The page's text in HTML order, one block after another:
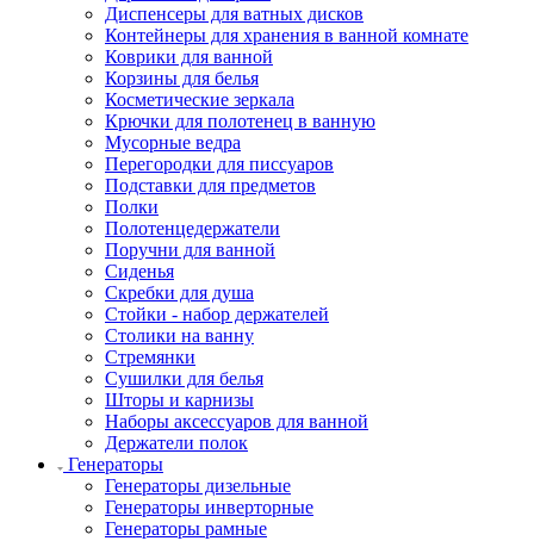
Диспенсеры для ватных дисков
Контейнеры для хранения в ванной комнате
Коврики для ванной
Корзины для белья
Косметические зеркала
Крючки для полотенец в ванную
Мусорные ведра
Перегородки для писсуаров
Подставки для предметов
Полки
Полотенцедержатели
Поручни для ванной
Сиденья
Скребки для душа
Стойки - набор держателей
Столики на ванну
Стремянки
Сушилки для белья
Шторы и карнизы
Наборы аксессуаров для ванной
Держатели полок
Генераторы
Генераторы дизельные
Генераторы инверторные
Генераторы рамные